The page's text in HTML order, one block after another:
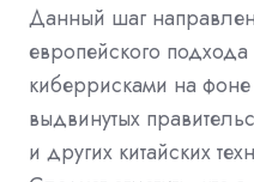
Данный шаг
европейского
киберрисками на
выдвинутых
и других китайских